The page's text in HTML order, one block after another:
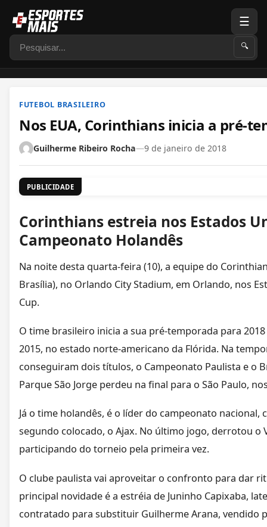
Pesquisar 🔍
☰
FUTEBOL BRASILEIRO
Nos EUA, Corinthians inicia a pré-
Guilherme Ribeiro Rocha—9 de janeiro de 2018
PUBLICIDADE
Corinthians estreia nos Estados
Campeonato Holandês
Na noite desta quarta-feira (10), a equipe do
Brasília), no Orlando City Stadium, em Orlando, nos
Cup.
O time brasileiro inicia a sua pré-temporada para
2015, no estado norte-americano da Flórida. Na
conseguiram dois títulos, o Campeonato Paulista e o
Parque São Jorge perdeu na final para o São Paulo,
Já o time holandês, é o líder do campeonato
segundo colocado, o Ajax. No último jogo, derrotou o
participando do torneio pela primeira vez.
O clube paulista vai aproveitar o confronto para dar
principal novidade é a estréia de Juninho Capixaba,
contratado para substituir Guilherme Arana, vendido